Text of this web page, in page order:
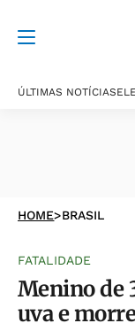
ÚLTIMAS NOTÍCIAS
HOME>BRASIL
FATALIDADE
Menino de
uva e